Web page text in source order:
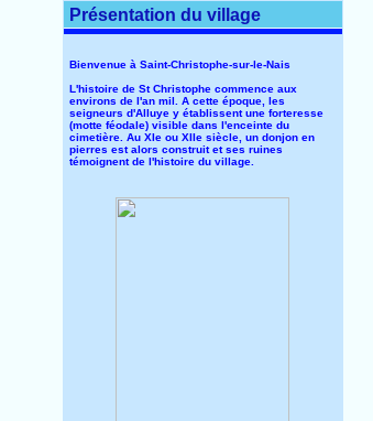
Présentation du village
Bienvenue à Saint-Christophe-sur-le-Nais
L'histoire de St Christophe commence aux
environs de l'an mil. A cette époque, les
seigneurs d'Alluye y établissent une forteresse
(motte féodale) visible dans l'enceinte du
cimetière. Au XIe ou XIIe siècle, un donjon en
pierres est alors construit et ses ruines
témoignent de l'histoire du village.